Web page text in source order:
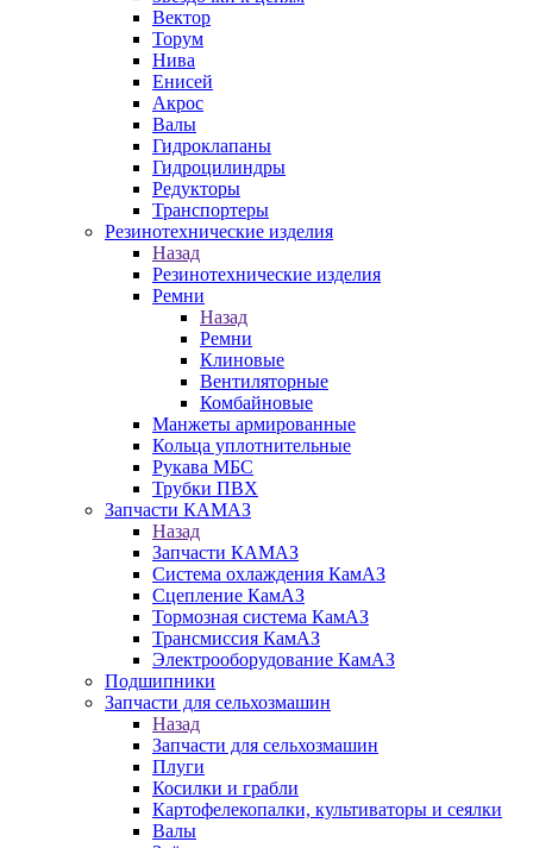
Вектор
Торум
Нива
Енисей
Акрос
Валы
Гидроклапаны
Гидроцилиндры
Редукторы
Транспортеры
Резинотехнические изделия
Назад
Резинотехнические изделия
Ремни
Назад
Ремни
Клиновые
Вентиляторные
Комбайновые
Манжеты армированные
Кольца уплотнительные
Рукава МБС
Трубки ПВХ
Запчасти КАМАЗ
Назад
Запчасти КАМАЗ
Система охлаждения КамАЗ
Сцепление КамАЗ
Тормозная система КамАЗ
Трансмиссия КамАЗ
Электрооборудование КамАЗ
Подшипники
Запчасти для сельхозмашин
Назад
Запчасти для сельхозмашин
Плуги
Косилки и грабли
Картофелекопалки, культиваторы и сеялки
Валы